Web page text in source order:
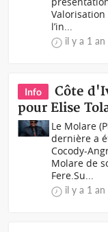
Valorisation
l’in...
il y a 1 an
Info
Côte
pour Elise
Le Molare
dernière a
Cocody-
Molare de
Fere.Su...
il y a 1 an